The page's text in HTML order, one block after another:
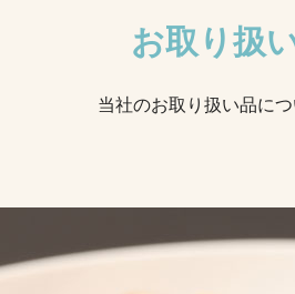
お取り扱
当社のお取り扱い品に